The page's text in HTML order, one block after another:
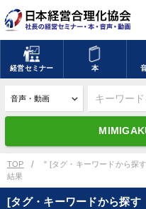
経営セミナー 本
キーワードを入力して
デジタル版対応のみ検索
search 上
TOP
" [タグ・キーワードから探
結果
[タグ・キーワードから探す